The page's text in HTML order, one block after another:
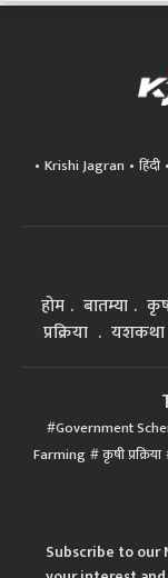
Krishi Jagran हिंदी
होम बातम्या
प्रक्रिया
यशकथा
Government
Farming कृषी प्रक्रिया
Subscribe to our